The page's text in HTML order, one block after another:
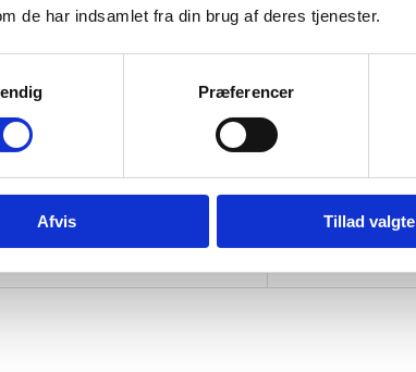
de har indsamlet fra din brug af deres tjenester.
Præferencer
Afvis Tillad valgte
25 g